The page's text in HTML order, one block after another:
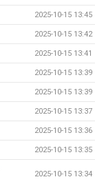
2025-10-15 13:45
2025-10-15 13:42
2025-10-15 13:41
2025-10-15 13:39
2025-10-15 13:39
2025-10-15 13:37
2025-10-15 13:36
2025-10-15 13:35
2025-10-15 13:34